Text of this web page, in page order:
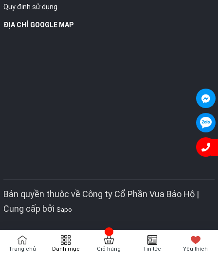
Quy định sử dụng
ĐỊA CHỈ GOOGLE MAP
Bản quyền thuộc về Công ty Cổ Phần Vua Bảo Hộ |
Cung cấp bởi Sapo
Trang chủ Danh mục Giỏ hàng Tin tức Yêu thích